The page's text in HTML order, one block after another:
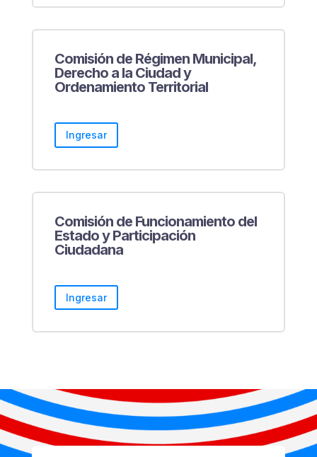
Comisión de Régimen Municipal,
Derecho a la Ciudad y
Ordenamiento Territorial
Ingresar
Comisión de Funcionamiento del
Estado y Participación
Ciudadana
Ingresar